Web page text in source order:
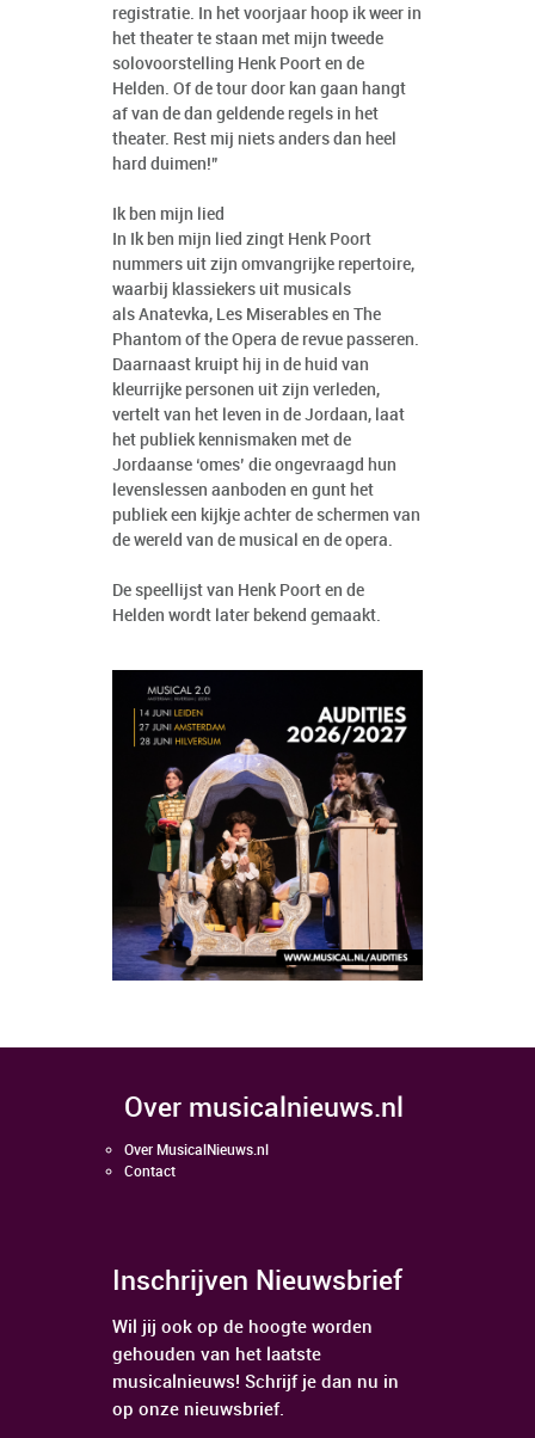
registratie. In het voorjaar hoop ik weer in
het theater te staan met mijn tweede
solovoorstelling Henk Poort en de
Helden. Of de tour door kan gaan hangt
af van de dan geldende regels in het
theater. Rest mij niets anders dan heel
hard duimen!”
Ik ben mijn lied
In Ik ben mijn lied zingt Henk Poort
nummers uit zijn omvangrijke repertoire,
waarbij klassiekers uit musicals
als Anatevka, Les Miserables en The
Phantom of the Opera de revue passeren.
Daarnaast kruipt hij in de huid van
kleurrijke personen uit zijn verleden,
vertelt van het leven in de Jordaan, laat
het publiek kennismaken met de
Jordaanse ‘omes’ die ongevraagd hun
levenslessen aanboden en gunt het
publiek een kijkje achter de schermen van
de wereld van de musical en de opera.
De speellijst van Henk Poort en de
Helden wordt later bekend gemaakt.
over musicalnieuws.nl
Over MusicalNieuws.nl
Contact
Inschrijven Nieuwsbrief
Wil jij ook op de hoogte worden
gehouden van het laatste
musicalnieuws! Schrijf je dan nu in
op onze nieuwsbrief.